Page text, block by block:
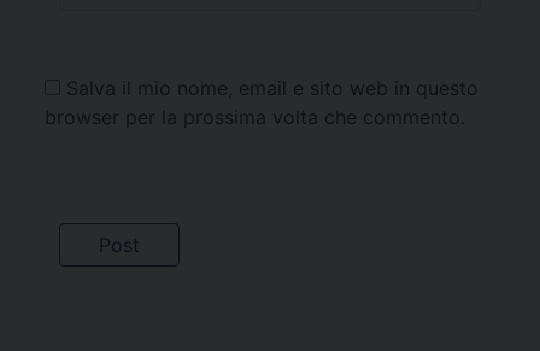
Salva il mio nome, email e sito web in questo
browser per la prossima volta che commento.